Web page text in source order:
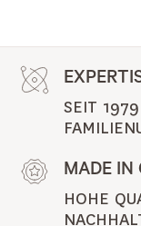
SEIT 1979
MADE IN
HOHE